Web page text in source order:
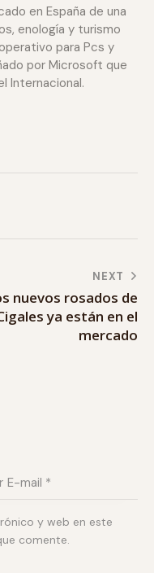
en España de una
enología y turismo
para Pcs y
por Microsoft que
Internacional.
NEXT
nuevos rosados de
ya están en el
mercado
y web en este
comente.